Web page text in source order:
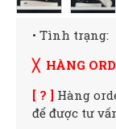
• Tình trạng:
╳ HÀNG
[ ? ] Hàng
để được tư